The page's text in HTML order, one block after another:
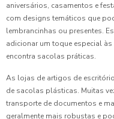
aniversários, casamentos e
com designs temáticos que
lembrancinhas ou presentes.
adicionar um toque especial
encontra sacolas práticas.
As lojas de artigos de
de sacolas plásticas. Muitas
transporte de documentos e
geralmente mais robustas e